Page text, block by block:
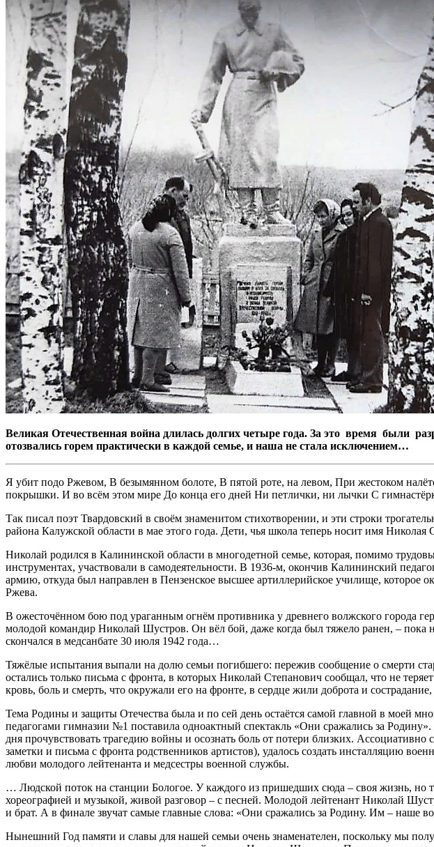
Великая Отечественная война длилась долгих четыре года. За это время были
отозвались горем практически в каждой семье, и наша не стала исключением…
Я убит подо Ржевом, В безымянном болоте, В пятой роте, на левом, При жестоком
покрышки. И во всём этом мире До конца его дней Ни петлички, ни лычки С
Так писал поэт Твардовский в своём знаменитом стихотворении, и эти строки
района Калужской области в мае этого года. Дети, чья школа теперь носит имя
Николай родился в Калининской области в многодетной семье, которая, помимо
инструментах, участвовали в самодеятельности. В 1936-м, окончив Калининский
армию, откуда был направлен в Пензенское высшее артиллерийское училище,
Ржева.
В ожесточённом бою под ураганным огнём противника у древнего волжского города
молодой командир Николай Шустров. Он вёл бой, даже когда был тяжело ранен, –
скончался в медсанбате 30 июля 1942 года…
Тяжёлые испытания выпали на долю семьи погибшего: пережив сообщение о смерти
остались только письма с фронта, в которых Николай Степанович сообщал, что не
кровь, боль и смерть, что окружали его на фронте, в сердце жили доброта и
Тема Родины и защиты Отечества была и по сей день остаётся самой главной в моей
педагогами гимназии №1 поставила одноактный спектакль «Они сражались за
дня прочувствовать трагедию войны и осознать боль от потери близких.
заметки и письма с фронта родственников артистов), удалось создать инсталляцию
любви молодого лейтенанта и медсестры военной службы.
… Людской поток на станции Бологое. У каждого из пришедших сюда – своя жизнь, но
хореографией и музыкой, живой разговор – с песней. Молодой лейтенант Николай
и брат. А в финале звучат самые главные слова: «Они сражались за Родину. Им – наше
Нынешний Год памяти и славы для нашей семьи очень знаменателен, поскольку мы